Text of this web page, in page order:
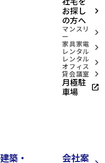
お探し
の方へ
arrow_forward_ios
マンスリ
ー arrow_forward_ios
家具家電
レンタル arrow_forward_ios
レンタル
オフィス arrow_forward_ios
貸会議室 arrow_forward_ios
月極駐
車場 open_in_new
建築・
会社案